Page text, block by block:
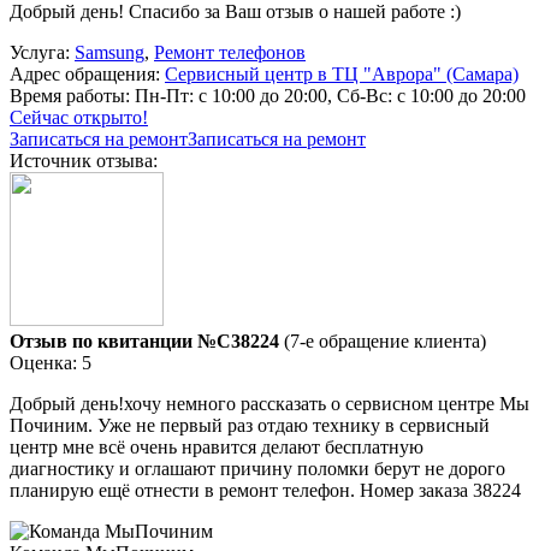
Добрый день! Спасибо за Ваш отзыв о нашей работе :)
Услуга: Samsung, Ремонт телефонов
Адрес обращения: Сервисный центр в ТЦ "Аврора" (Самара)
Время работы: Пн-Пт: с 10:00 до 20:00, Сб-Вс: с 10:00 до 20:00
Сейчас открыто!
Записаться на ремонтЗаписаться на ремонт
Источник отзыва:
Отзыв по квитанции №C38224 (7-е обращение клиента)
Оценка: 5
Добрый день!хочу немного рассказать о сервисном центре Мы
Починим. Уже не первый раз отдаю технику в сервисный
центр мне всё очень нравится делают бесплатную
диагностику и оглашают причину поломки берут не дорого
планирую ещё отнести в ремонт телефон. Номер заказа 38224